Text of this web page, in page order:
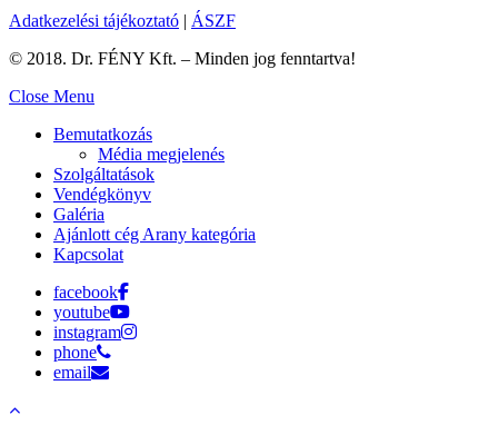
Adatkezelési tájékoztató | ÁSZF
© 2018. Dr. FÉNY Kft. – Minden jog fenntartva!
Close Menu
Bemutatkozás
Média megjelenés
Szolgáltatások
Vendégkönyv
Galéria
Ajánlott cég Arany kategória
Kapcsolat
facebook
youtube
instagram
phone
email